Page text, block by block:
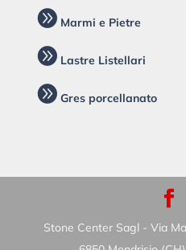
 Marmi e Pietre
 Lastre Listellari
 Gres porcellanato
Stone Center Sagl - Via